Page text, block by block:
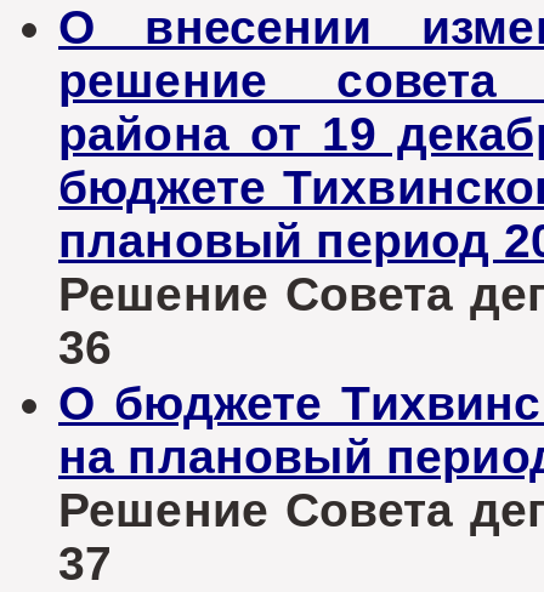
О внесении
решение совета
района от 19
бюджете
плановый период
Решение Совета
36
О бюджете
на плановый
Решение Совета
37